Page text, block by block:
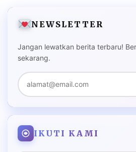
NEWSLETTER
Jangan lewatkan berita terbaru!
sekarang.
IKUTI KAMI